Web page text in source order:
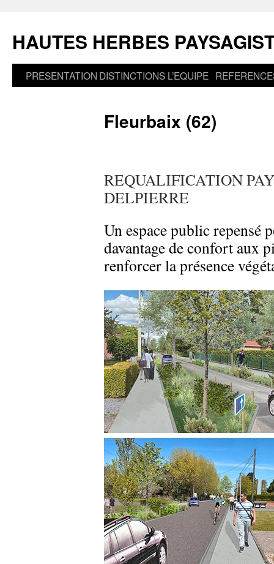
contenu
HAUTES HERBES
PRESENTATION DISTINCTIONS L’EQUIPE
Fleurbaix (62)
REQUALIFICATION
DELPIERRE
Un espace public repensé
davantage de confort aux
renforcer la présence